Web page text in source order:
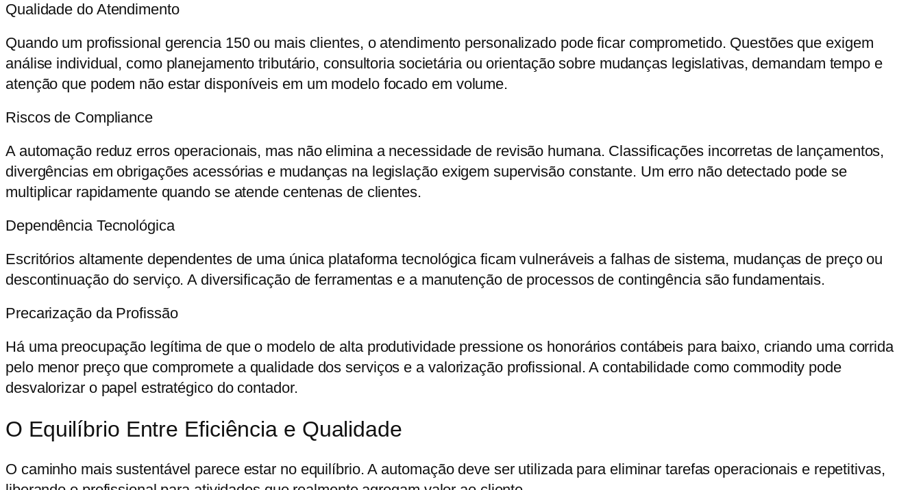
Qualidade do Atendimento
Quando um profissional gerencia 150 ou mais clientes, o atendimento personalizado pode ficar comprometido. Questões que exigem
análise individual, como planejamento tributário, consultoria societária ou orientação sobre mudanças legislativas, demandam tempo e
atenção que podem não estar disponíveis em um modelo focado em volume.
Riscos de Compliance
A automação reduz erros operacionais, mas não elimina a necessidade de revisão humana. Classificações incorretas de lançamentos,
divergências em obrigações acessórias e mudanças na legislação exigem supervisão constante. Um erro não detectado pode se
multiplicar rapidamente quando se atende centenas de clientes.
Dependência Tecnológica
Escritórios altamente dependentes de uma única plataforma tecnológica ficam vulneráveis a falhas de sistema, mudanças de preço ou
descontinuação do serviço. A diversificação de ferramentas e a manutenção de processos de contingência são fundamentais.
Precarização da Profissão
Há uma preocupação legítima de que o modelo de alta produtividade pressione os honorários contábeis para baixo, criando uma corrida
pelo menor preço que compromete a qualidade dos serviços e a valorização profissional. A contabilidade como commodity pode
desvalorizar o papel estratégico do contador.
O Equilíbrio Entre Eficiência e Qualidade
O caminho mais sustentável parece estar no equilíbrio. A automação deve ser utilizada para eliminar tarefas operacionais e repetitivas,